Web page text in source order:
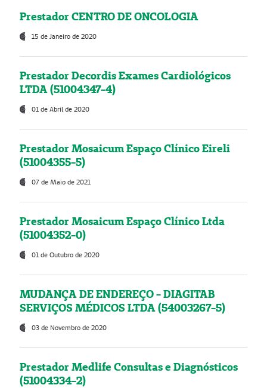
Prestador CENTRO DE ONCOLOGIA
15 de Janeiro de 2020
Prestador Decordis Exames Cardiológicos
LTDA (51004347-4)
01 de Abril de 2020
Prestador Mosaicum Espaço Clínico Eireli
(51004355-5)
07 de Maio de 2021
Prestador Mosaicum Espaço Clínico Ltda
(51004352-0)
01 de Outubro de 2020
MUDANÇA DE ENDEREÇO - DIAGITAB
SERVIÇOS MÉDICOS LTDA (54003267-5)
03 de Novembro de 2020
Prestador Medlife Consultas e Diagnósticos
(51004334-2)